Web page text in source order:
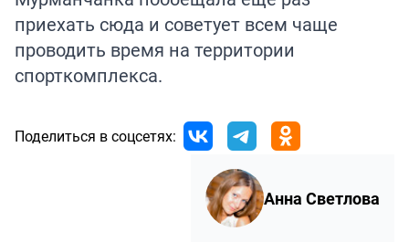
приехать сюда и советует всем чаще
проводить время на территории
спорткомплекса.
Поделиться в соцсетях:
Анна Светлова